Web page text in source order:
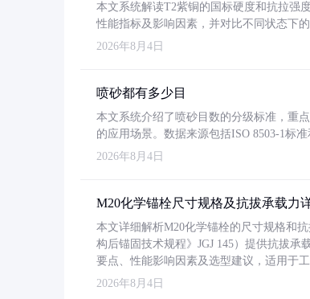
本文系统解读T2紫铜的国标硬度和抗拉强
性能指标及影响因素，并对比不同状态下
2026年8月4日
喷砂都有多少目
本文系统介绍了喷砂目数的分级标准，重
的应用场景。数据来源包括ISO 8503-1标
2026年8月4日
M20化学锚栓尺寸规格及抗拔承载力
本文详细解析M20化学锚栓的尺寸规格和
构后锚固技术规程》JGJ 145）提供抗拔
要点、性能影响因素及选型建议，适用于工
2026年8月4日